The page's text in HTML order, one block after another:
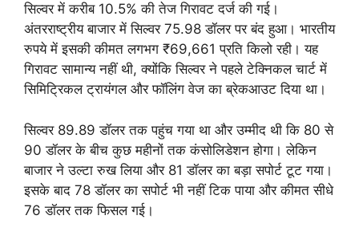
सिल्वर में करीब 10.5% की तेज गिरावट दर्ज की गई।
अंतरराष्ट्रीय बाजार में सिल्वर 75.98 डॉलर पर बंद हुआ। भारतीय
रुपये में इसकी कीमत लगभग ₹69,661 प्रति किलो रही। यह
गिरावट सामान्य नहीं थी, क्योंकि सिल्वर ने पहले टेक्निकल चार्ट में
सिमिट्रिकल ट्रायंगल और फॉलिंग वेज का ब्रेकआउट दिया था।
सिल्वर 89.89 डॉलर तक पहुंच गया था और उम्मीद थी कि 80 से
90 डॉलर के बीच कुछ महीनों तक कंसोलिडेशन होगा। लेकिन
बाजार ने उल्टा रुख लिया और 81 डॉलर का बड़ा सपोर्ट टूट गया।
इसके बाद 78 डॉलर का सपोर्ट भी नहीं टिक पाया और कीमत सीधे
76 डॉलर तक फिसल गई।